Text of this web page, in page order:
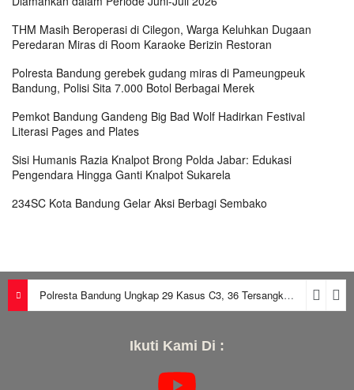
THM Masih Beroperasi di Cilegon, Warga Keluhkan Dugaan
Peredaran Miras di Room Karaoke Berizin Restoran
Polresta Bandung gerebek gudang miras di Pameungpeuk
Bandung, Polisi Sita 7.000 Botol Berbagai Merek
Pemkot Bandung Gandeng Big Bad Wolf Hadirkan Festival
Literasi Pages and Plates
Sisi Humanis Razia Knalpot Brong Polda Jabar: Edukasi
Pengendara Hingga Ganti Knalpot Sukarela
234SC Kota Bandung Gelar Aksi Berbagi Sembako
Polresta Bandung Ungkap 29 Kasus C3, 36 Tersangka Diamankan dalam Periode Juni-Juli 2026
Ikuti Kami Di :